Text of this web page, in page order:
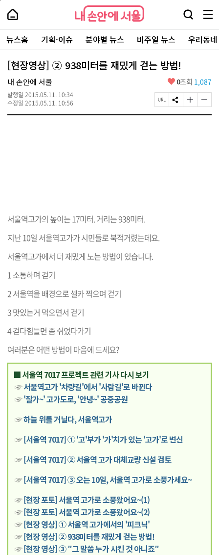
본
로
가
내
손
안
에
서
울
-
서
울
시
대
표
소
내
손
에
울
검
창
열
기
메
뉴
전
체
보
주
요
서
뉴스홈 기획·이슈 분야별 뉴스 비주얼 뉴스 우리동
[현장영상] ② 938미터를 재밌게 걷는 방법!
내 손안에 서울
발행일 2015.05.11. 10:34
수정일 2015.05.11. 10:56
좋
요
0조회 1,087
페
이
S
N
글
자
글
자
서울역고가의 높이는 17미터. 거리는 938미터.
지난 10일 서울역고가가 시민들로 북적거렸는데요.
서울역고가에서 더 재밌게 노는 방법이 있습니다.
1 소통하며 걷기
2 서울역을 배경으로 셀카 찍으며 걷기
3 맛있는거 먹으면서 걷기
4 걷다힘들면 좀 쉬었다가기
여러분은 어떤 방법이 마음에 드세요?
■ 서울역 7017 프로젝트 관련 기사 다시 보기
☞서울역고가 '차량길'에서 '사람길'로 바뀐다
☞'잘가~' 고가도로, '안녕~' 공중공원
☞하늘 위를 거닐다, 서울역고가
☞[서울역 7017] ① '고'부가 '가'치가 있는 '고가'로 변신
☞[서울역 7017] ② 서울역 고가 대체교량 신설 검토
☞[서울역 7017] ③ 오는 10일, 서울역 고가로 소풍가세요~
☞[현장 포토] 서울역 고가로 소풍왔어요~(1)
☞[현장 포토] 서울역 고가로 소풍왔어요~(2)
☞[현장 영상] ① 서울역 고가에서의 '피크닉'
☞[현장 영상] ② 938미터를 재밌게 걷는 방법!
☞[현장 영상] ③ ″그 말씀 누가 시킨 것 아니죠″
페
상
단
로